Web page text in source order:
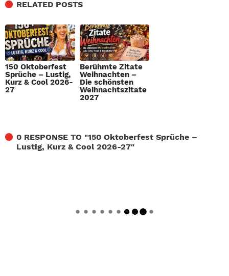
RELATED POSTS
150 Oktoberfest
Sprüche – Lustig,
Kurz & Cool 2026-
27
Berühmte Zitate
Weihnachten –
Die schönsten
Weihnachtszitate
2027
0 RESPONSE TO "150 Oktoberfest Sprüche –
Lustig, Kurz & Cool 2026-27"